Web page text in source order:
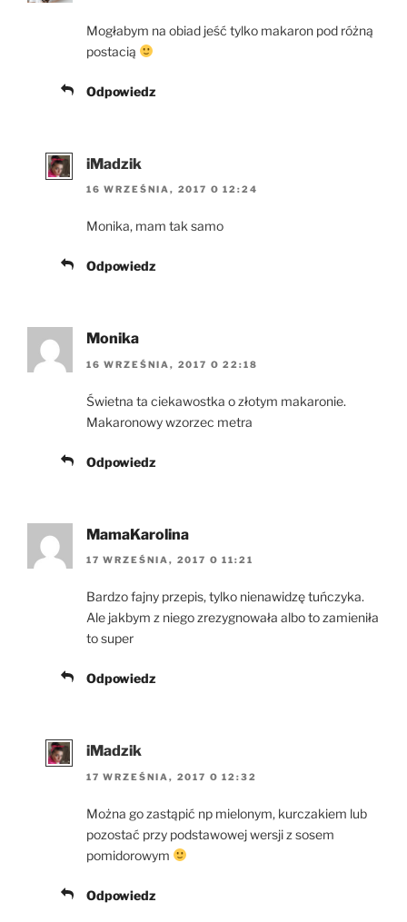
Mogłabym na obiad jeść tylko makaron pod różną
postacią
Odpowiedz
iMadzik
16 WRZEŚNIA, 2017 O 12:24
Monika, mam tak samo
Odpowiedz
Monika
16 WRZEŚNIA, 2017 O 22:18
Świetna ta ciekawostka o złotym makaronie.
Makaronowy wzorzec metra
Odpowiedz
MamaKarolina
17 WRZEŚNIA, 2017 O 11:21
Bardzo fajny przepis, tylko nienawidzę tuńczyka.
Ale jakbym z niego zrezygnowała albo to zamieniła
to super
Odpowiedz
iMadzik
17 WRZEŚNIA, 2017 O 12:32
Można go zastąpić np mielonym, kurczakiem lub
pozostać przy podstawowej wersji z sosem
pomidorowym
Odpowiedz